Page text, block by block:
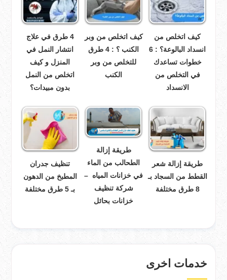
كيف اتخلص من
انسداد البالوعة؟ : 6
خطوات تساعدك
في التخلص من
الانسداد
كيف اتخلص من وبر
الكنب ؟ : 4 طرق
للتخلص من وبر
الكنب
4 طرق في علاج
انتشار النمل في
المنزل و كيف
اتخلص من النمل
بدون مبيدات؟
طريقة إزالة شعر
القطط من السجاد بـ
8 طرق مختلفة
طريقة إزالة
الطحالب من الماء
في خزانات المياه –
شركة تنظيف
خزانات بحائل
تنظيف جدران
المطبخ من الدهون
بـ 5 طرق مختلفة
خدمات اخرى